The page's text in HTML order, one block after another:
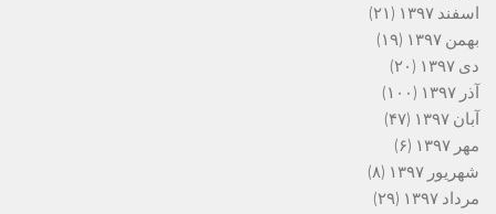
اسفند ۱۳۹۷
(۲۱)
بهمن ۱۳۹۷
(۱۹)
دی ۱۳۹۷
(۲۰)
آذر ۱۳۹۷
(۱۰۰)
آبان ۱۳۹۷
(۴۷)
مهر ۱۳۹۷
(۶)
شهریور ۱۳۹۷
(۸)
مرداد ۱۳۹۷
(۲۹)